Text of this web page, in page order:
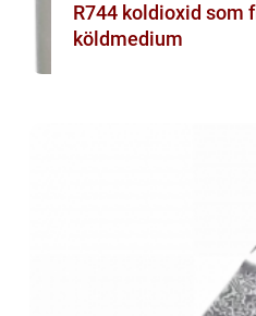
R744 koldioxid som framtidens
köldmedium